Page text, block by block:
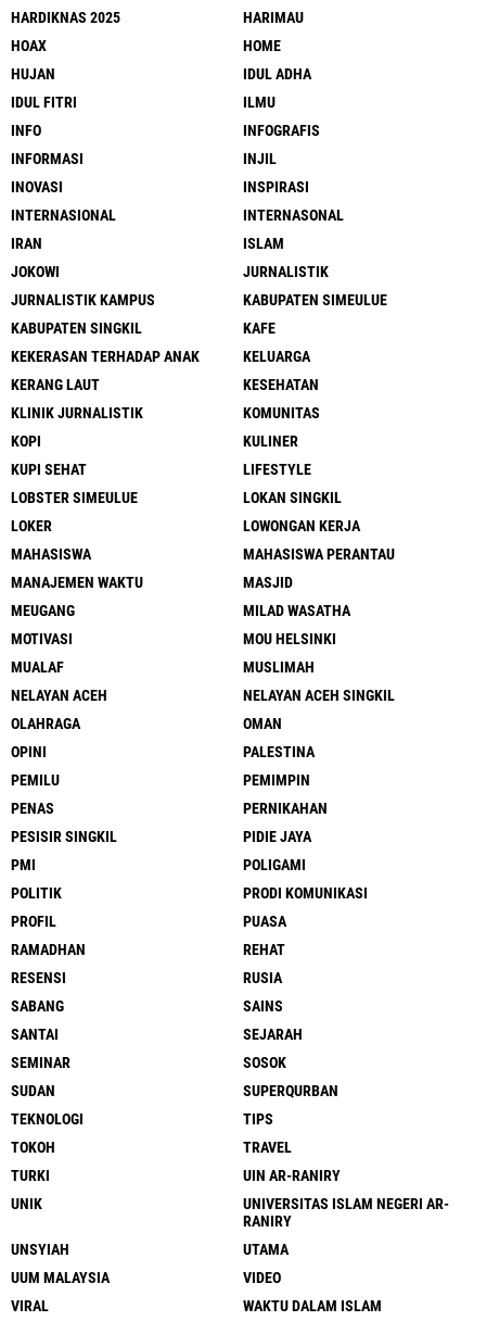
HARDIKNAS 2025
HARIMAU
HOAX
HOME
HUJAN
IDUL ADHA
IDUL FITRI
ILMU
INFO
INFOGRAFIS
INFORMASI
INJIL
INOVASI
INSPIRASI
INTERNASIONAL
INTERNASONAL
IRAN
ISLAM
JOKOWI
JURNALISTIK
JURNALISTIK KAMPUS
KABUPATEN SIMEULUE
KABUPATEN SINGKIL
KAFE
KEKERASAN TERHADAP ANAK
KELUARGA
KERANG LAUT
KESEHATAN
KLINIK JURNALISTIK
KOMUNITAS
KOPI
KULINER
KUPI SEHAT
LIFESTYLE
LOBSTER SIMEULUE
LOKAN SINGKIL
LOKER
LOWONGAN KERJA
MAHASISWA
MAHASISWA PERANTAU
MANAJEMEN WAKTU
MASJID
MEUGANG
MILAD WASATHA
MOTIVASI
MOU HELSINKI
MUALAF
MUSLIMAH
NELAYAN ACEH
NELAYAN ACEH SINGKIL
OLAHRAGA
OMAN
OPINI
PALESTINA
PEMILU
PEMIMPIN
PENAS
PERNIKAHAN
PESISIR SINGKIL
PIDIE JAYA
PMI
POLIGAMI
POLITIK
PRODI KOMUNIKASI
PROFIL
PUASA
RAMADHAN
REHAT
RESENSI
RUSIA
SABANG
SAINS
SANTAI
SEJARAH
SEMINAR
SOSOK
SUDAN
SUPERQURBAN
TEKNOLOGI
TIPS
TOKOH
TRAVEL
TURKI
UIN AR-RANIRY
UNIK
UNIVERSITAS ISLAM NEGERI AR-
RANIRY
UNSYIAH
UTAMA
UUM MALAYSIA
VIDEO
VIRAL
WAKTU DALAM ISLAM